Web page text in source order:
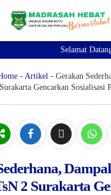
Selamat
- Artikel- Gerakan
Gencarkan Sosialisasi
2 Surakarta